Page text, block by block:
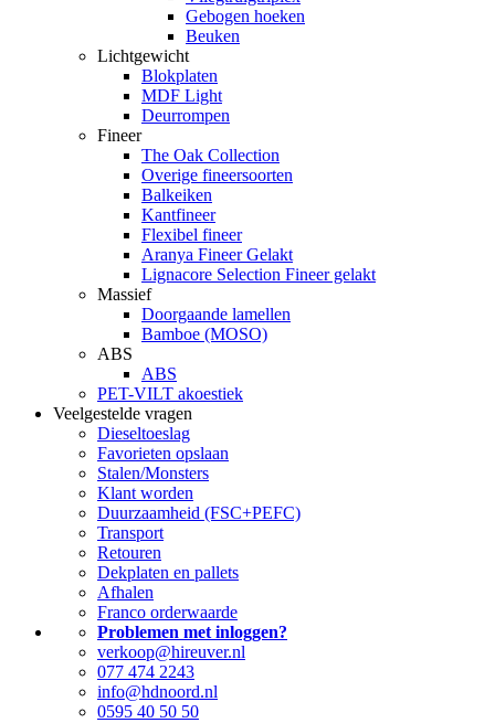
Gebogen hoeken
Beuken
Lichtgewicht
Blokplaten
MDF Light
Deurrompen
Fineer
The Oak Collection
Overige fineersoorten
Balkeiken
Kantfineer
Flexibel fineer
Aranya Fineer Gelakt
Lignacore Selection Fineer gelakt
Massief
Doorgaande lamellen
Bamboe (MOSO)
ABS
ABS
PET-VILT akoestiek
Veelgestelde vragen
Dieseltoeslag
Favorieten opslaan
Stalen/Monsters
Klant worden
Duurzaamheid (FSC+PEFC)
Transport
Retouren
Dekplaten en pallets
Afhalen
Franco orderwaarde
Problemen met inloggen?
verkoop@hireuver.nl
077 474 2243
info@hdnoord.nl
0595 40 50 50